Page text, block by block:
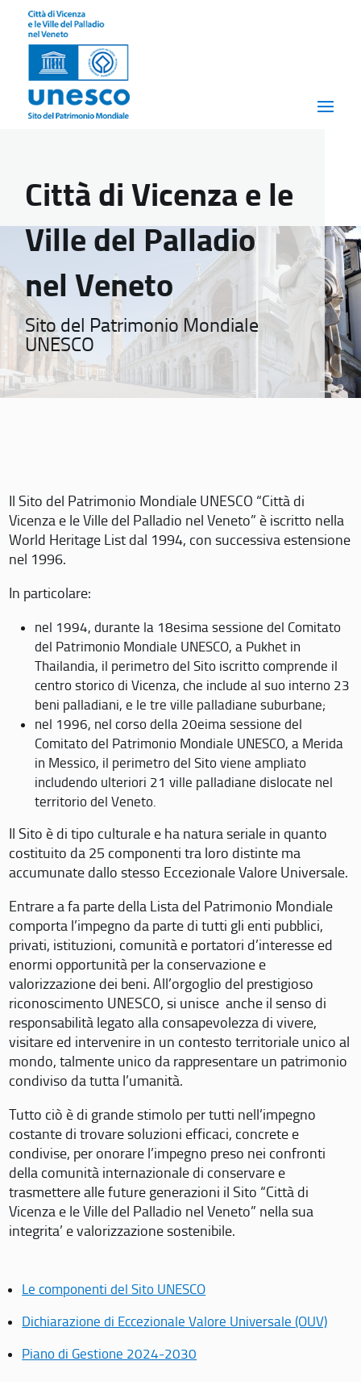
Città di Vicenza e le
Ville del Palladio
nel Veneto
Sito del Patrimonio Mondiale
UNESCO
Il Sito del Patrimonio Mondiale UNESCO “Città di
Vicenza e le Ville del Palladio nel Veneto” è iscritto nella
World Heritage List dal 1994, con successiva estensione
nel 1996.
In particolare:
nel 1994, durante la 18esima sessione del Comitato
del Patrimonio Mondiale UNESCO, a Pukhet in
Thailandia, il perimetro del Sito iscritto comprende il
centro storico di Vicenza, che include al suo interno 23
beni palladiani, e le tre ville palladiane suburbane;
nel 1996, nel corso della 20eima sessione del
Comitato del Patrimonio Mondiale UNESCO, a Merida
in Messico, il perimetro del Sito viene ampliato
includendo ulteriori 21 ville palladiane dislocate nel
territorio del Veneto.
Il Sito è di tipo culturale e ha natura seriale in quanto
costituito da 25 componenti tra loro distinte ma
accumunate dallo stesso Eccezionale Valore Universale.
Entrare a fa parte della Lista del Patrimonio Mondiale
comporta l’impegno da parte di tutti gli enti pubblici,
privati, istituzioni, comunità e portatori d’interesse ed
enormi opportunità per la conservazione e
valorizzazione dei beni. All’orgoglio del prestigioso
riconoscimento UNESCO, si unisce anche il senso di
responsabilità legato alla consapevolezza di vivere,
visitare ed intervenire in un contesto territoriale unico al
mondo, talmente unico da rappresentare un patrimonio
condiviso da tutta l’umanità.
Tutto ciò è di grande stimolo per tutti nell’impegno
costante di trovare soluzioni efficaci, concrete e
condivise, per onorare l’impegno preso nei confronti
della comunità internazionale di conservare e
trasmettere alle future generazioni il Sito “Città di
Vicenza e le Ville del Palladio nel Veneto” nella sua
integrita’ e valorizzazione sostenibile.
Le componenti del Sito UNESCO
Dichiarazione di Eccezionale Valore Universale (OUV)
Piano di Gestione 2024-2030